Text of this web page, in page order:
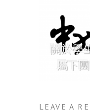
關於學
屬下
LEAVE A